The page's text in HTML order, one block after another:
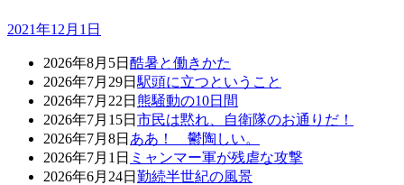
2021年12月1日
2026年8月5日 酷暑と働きかた
2026年7月29日 駅頭に立つということ
2026年7月22日 熊騒動の10日間
2026年7月15日 市民は黙れ、自衛隊のお通りだ！
2026年7月8日 ああ！ 鬱陶しい。
2026年7月1日 ミャンマー軍が残虐な攻撃
2026年6月24日 勤続半世紀の風景